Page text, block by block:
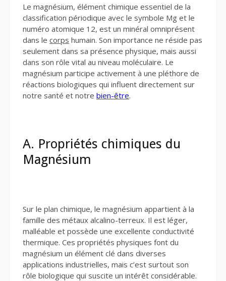
Le magnésium, élément chimique essentiel de la
classification périodique avec le symbole Mg et le
numéro atomique 12, est un minéral omniprésent
dans le corps humain. Son importance ne réside pas
seulement dans sa présence physique, mais aussi
dans son rôle vital au niveau moléculaire. Le
magnésium participe activement à une pléthore de
réactions biologiques qui influent directement sur
notre santé et notre bien-être.
A. Propriétés chimiques du
Magnésium
Sur le plan chimique, le magnésium appartient à la
famille des métaux alcalino-terreux. Il est léger,
malléable et possède une excellente conductivité
thermique. Ces propriétés physiques font du
magnésium un élément clé dans diverses
applications industrielles, mais c’est surtout son
rôle biologique qui suscite un intérêt considérable.